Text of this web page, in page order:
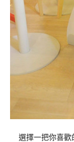
選擇一把你喜歡